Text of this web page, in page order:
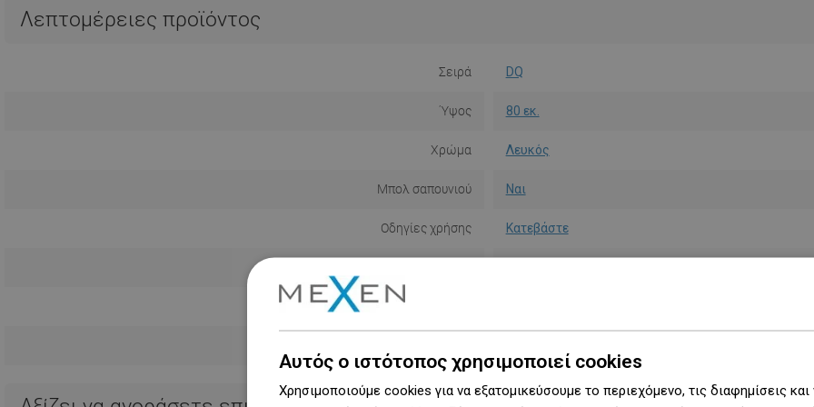
Λεπτομέρειες προϊόντος
Σειρά DQ
Ύψος 80 εκ.
Χρώμα Λευκός
Μπολ σαπουνιού Ναι
Οδηγίες χρήσης Κατεβάστε
Όροι εγγύησης
Αυτός ο ιστότοπος χρησιμοποιεί cookies
Χρησιμοποιούμε cookies για να εξατομικεύσουμε το περιεχόμενο, τις διαφημίσεις